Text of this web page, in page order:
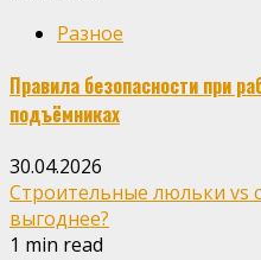
Разное
Правила безопасности при
подъёмниках
30.04.2026
Строительные люльки vs
выгоднее?
1 min read